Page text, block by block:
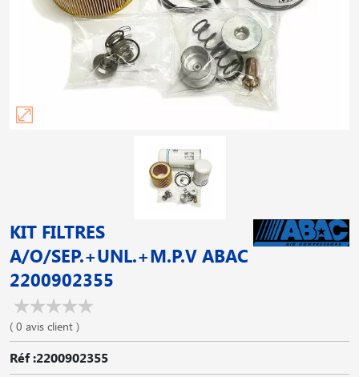
KIT FILTRES
A/O/SEP.+UNL.+M.P.V ABAC
2200902355
( 0 avis client )
Réf :2200902355